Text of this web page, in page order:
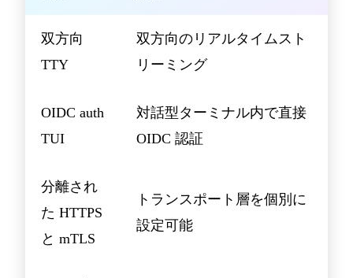
双方向
TTY
双方向のリアルタイムスト
リーミング
OIDC auth
TUI
対話型ターミナル内で直接
OIDC 認証
分離され
た HTTPS
と mTLS
トランスポート層を個別に
設定可能